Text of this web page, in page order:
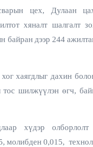
цех, Дулаан
хяналт шалгалт
байран дээр 244
хаягдлыг дахин
шилжүүлэн өгч,
хүдэр
молибден 0,015,
- Хуудас 1 2026